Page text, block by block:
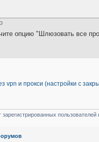
опцию "Шлюзовать все
vpn и прокси (настройки с
пользователей